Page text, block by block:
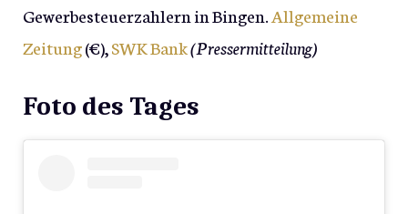
Gewerbesteuerzahlern in Bingen.Allgemeine
Zeitung(€),SWK Bank(Pressermitteilung)
Foto des Tages